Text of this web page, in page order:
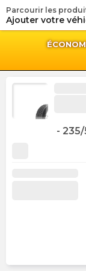
Parcourir les
Ajouter votre
- 235/